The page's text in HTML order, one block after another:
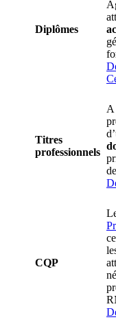
Diplômes
Titres
professionnels
A
CQP